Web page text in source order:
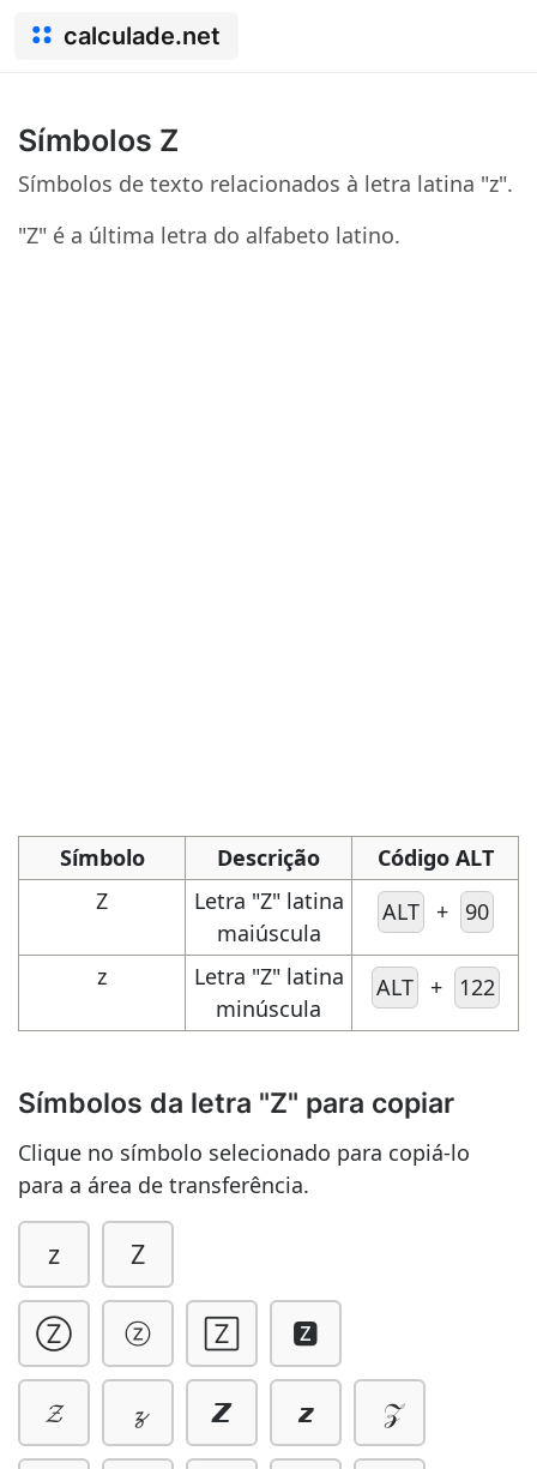
calculade.net
Símbolos Z
Símbolos de texto relacionados à letra latina "z".
"Z" é a última letra do alfabeto latino.
Símbolo Descrição
Código ALT
Z
Letra "Z" latina
maiúscula
ALT + 90
z
Letra "Z" latina
minúscula
ALT + 122
Símbolos da letra "Z" para copiar
Clique no símbolo selecionado para copiá-lo
para a área de transferência.
z Z
Ⓩ ⓩ 🅉 🆉
𝓩 𝔃 𝙕 𝙯 𝒵